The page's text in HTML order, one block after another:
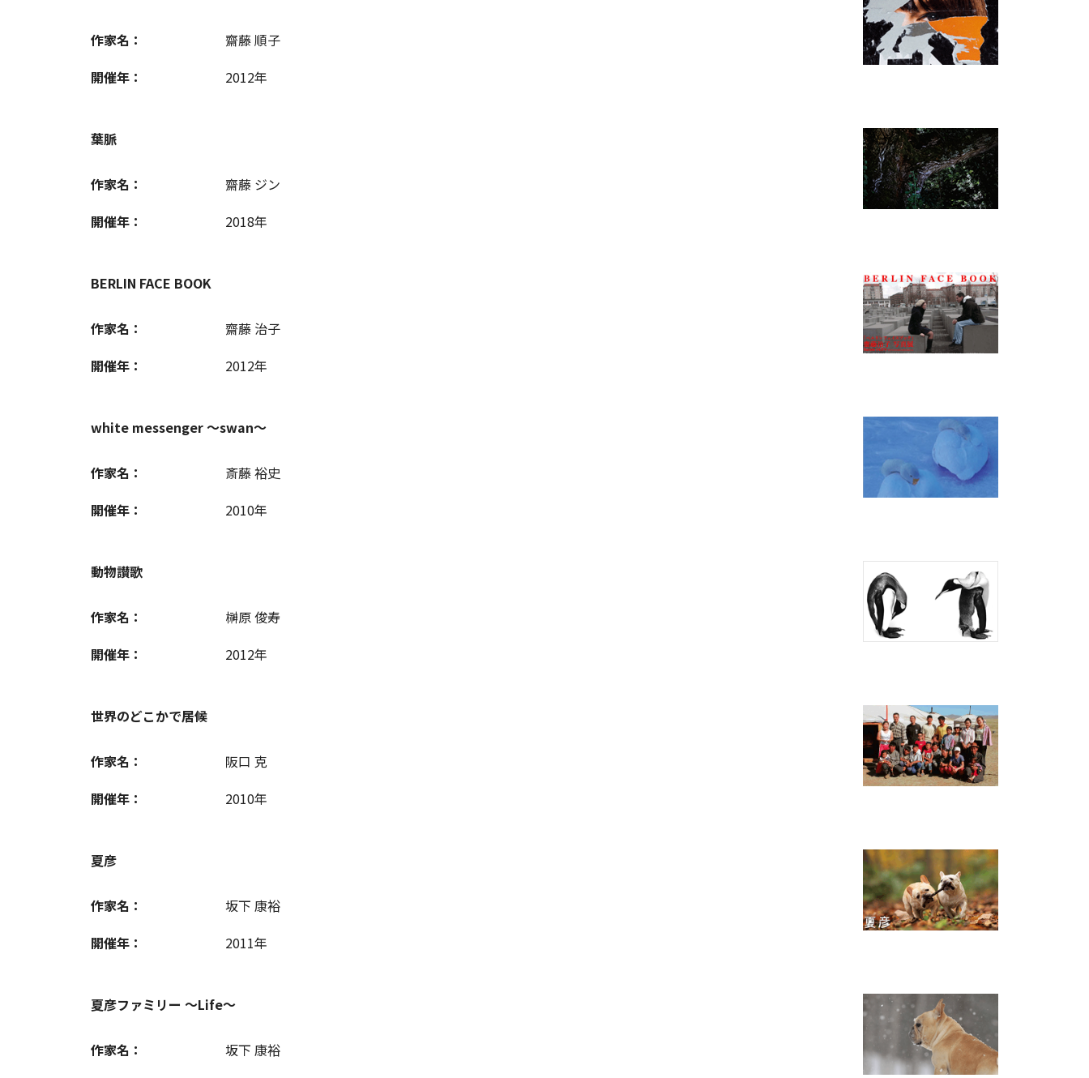
作家名：
齋藤 順子
開催年：
2012年
葉脈
作家名：
齋藤 ジン
開催年：
2018年
BERLIN FACE BOOK
作家名：
齋藤 治子
開催年：
2012年
white messenger ～swan～
作家名：
斎藤 裕史
開催年：
2010年
動物讃歌
作家名：
榊原 俊寿
開催年：
2012年
世界のどこかで居候
作家名：
阪口 克
開催年：
2010年
夏彦
作家名：
坂下 康裕
開催年：
2011年
夏彦ファミリー ～Life～
作家名：
坂下 康裕